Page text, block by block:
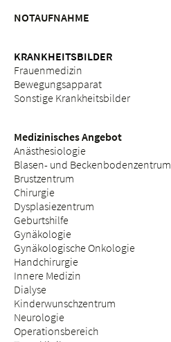
NOTAUFNAHME
KRANKHEITSBILDER
Frauenmedizin
Bewegungsapparat
Sonstige Krankheitsbilder
Medizinisches Angebot
Anästhesiologie
Blasen- und Beckenbodenzentrum
Brustzentrum
Chirurgie
Dysplasiezentrum
Geburtshilfe
Gynäkologie
Gynäkologische Onkologie
Handchirurgie
Innere Medizin
Dialyse
Kinderwunschzentrum
Neurologie
Operationsbereich